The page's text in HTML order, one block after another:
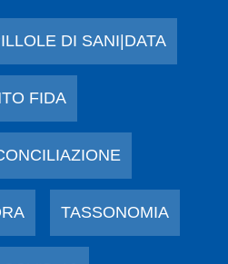
DI SANI|DATA
FIDA
TASSONOMIA